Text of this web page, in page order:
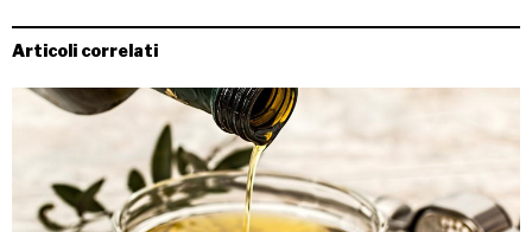
Articoli correlati